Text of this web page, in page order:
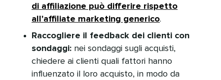
di affiliazione può differire rispetto
all'affiliate marketing generico.​​
Raccogliere il feedback dei clienti con
sondaggi:nei sondaggi sugli acquisti,
chiedere ai clienti quali fattori hanno
influenzato il loro acquisto, in modo da